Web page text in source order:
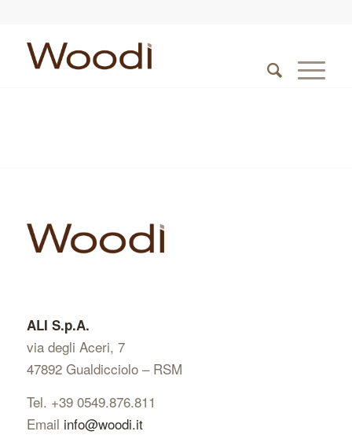
ALI S.p.A.
via degli Aceri, 7
47892 Gualdicciolo – RSM
Tel. +39 0549.876.811
Email info@woodi.it